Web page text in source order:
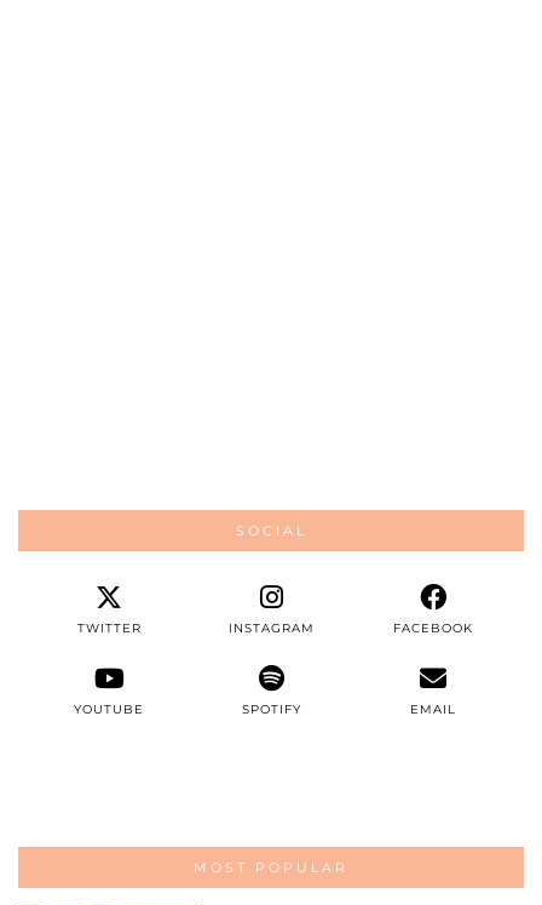
SOCIAL
TWITTER INSTAGRAM FACEBOOK
YOUTUBE SPOTIFY EMAIL
MOST POPULAR